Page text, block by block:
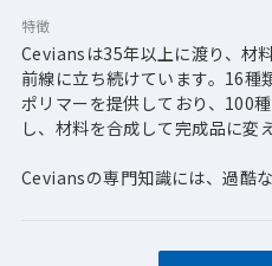
特徴
Ceviansは35年以上に渡り、材
前線に立ち続けています。16種
ポリマーを提供しており、100
し、材料を合成して完成品に変
Ceviansの専門知識には、過酷
赤外線などの厳しい性能を必要
が含まれます。Ceviansは、材